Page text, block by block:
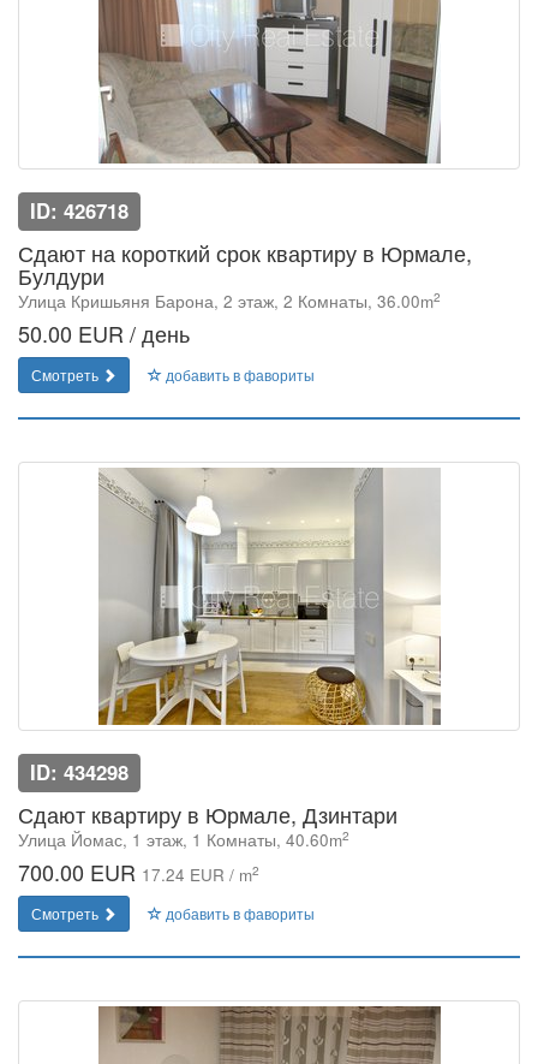
ID: 426718
Сдают на короткий срок квартиру в Юрмале,
Булдури
Улица Кришьяня Барона, 2 этаж, 2 Комнаты, 36.00m2
50.00 EUR / день
Смотреть добавить в фавориты
ID: 434298
Сдают квартиру в Юрмале, Дзинтари
Улица Йомас, 1 этаж, 1 Комнаты, 40.60m2
700.00 EUR 17.24 EUR / m2
Смотреть добавить в фавориты